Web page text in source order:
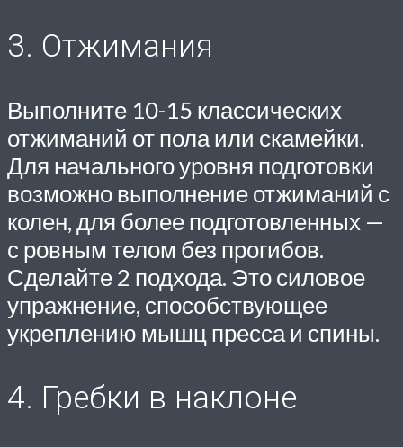
3. Отжимания
Выполните 10-15 классических
отжиманий от пола или скамейки.
Для начального уровня подготовки
возможно выполнение отжиманий с
колен, для более подготовленных —
с ровным телом без прогибов.
Сделайте 2 подхода. Это силовое
упражнение, способствующее
укреплению мышц пресса и спины.
4. Гребки в наклоне